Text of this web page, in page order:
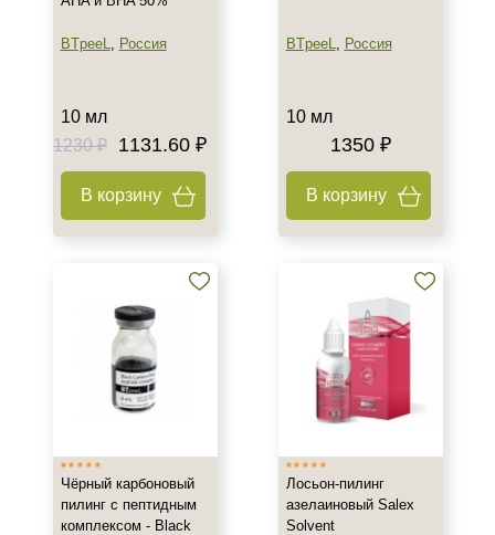
BTpeeL, Россия
10 мл
1230 ₽
1131.60 ₽
В корзину
BTpeeL, Россия
10 мл
1350 ₽
В корзину
Чёрный карбоновый
пилинг с пептидным
комплексом - Black
Лосьон-пилинг
азелаиновый Salex
Solvent